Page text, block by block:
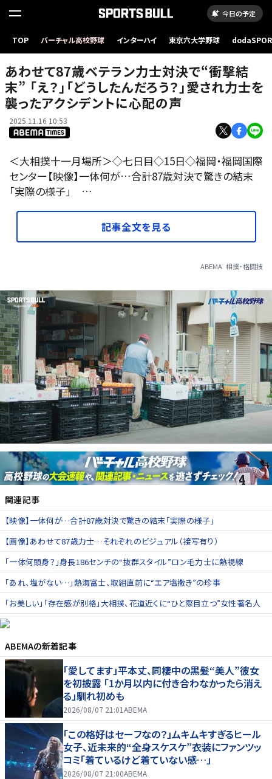
今日の予定
TOP バーチャル高校野球 インターハイ 東京六大学野球
たアクシデントに心配の声
あわせて87歳ベテラン力士対決で“衝撃結
末” 「え？」「どうしたんだろう？」愛され力士を
襲ったアクシデントに心配の声
2025.11.16 10:53
＜大相撲十一月場所＞◇七日目◇15日◇福岡・福岡国際
センター【映像】一体何が…合計87歳対決で驚きの結末
「実際の様子」 …
記事全文を見る
ABEMA 相撲・格闘技
関連記事
【映像】一体何が…合計87歳対決で驚きの結末「実際の様子」
【画像】あわせて87歳力士…それぞれのビジュアル（接写有り）
「一体何頭身？」身長186センチの“抜群スタイル”ロン毛力士に熱視線
「あれ、塩がない…」熱海富士、取組直前に“エア塩撒き”の珍事
「お美しい」「存在感が別格」大相撲、花道近くに“ひと際目立つ”女性著名人
ABEMAの新着記事
「愛してます」平本丈、同棲中の黒髪“美人”彼女
を初披露 「1か月以内に付き合わなかったら消え
る」馴れ初めも
2026/08/07 21:01ABEMA
「この格好はセーフなの？」ムキムキすぎるヒール
女子、近未来的“全身スケスケ”衣装にファンツッ
コミ「着ているけど着ていない感…」
2026/08/07 21:00ABEMA